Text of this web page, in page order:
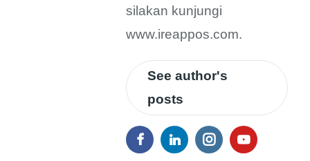
silakan kunjungi
www.ireappos.com.
See author's
posts